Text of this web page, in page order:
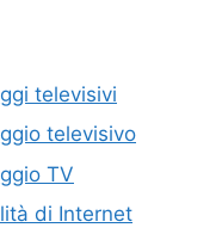
televisivi
televisivo
TV
di Internet